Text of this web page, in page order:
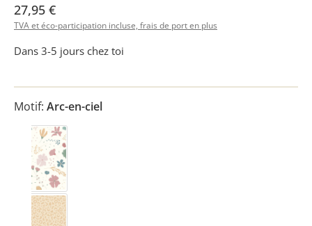
27,95 €
TVA et éco-participation incluse, frais de port en plus
Dans 3-5 jours chez toi
Motif: Arc-en-ciel
Blumig Rosa & Blau